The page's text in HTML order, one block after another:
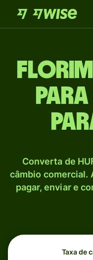
para
Converta de
câmbio comercial.
pagar, enviar e
Taxa de